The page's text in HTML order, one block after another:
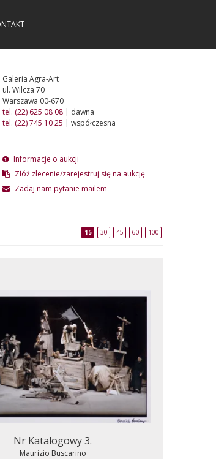
Galeria Agra-Art
ul. Wilcza 70
Warszawa 00-670
tel. (22) 625 08 08| dawna
tel. (22) 745 10 25 | współczesna
Informacje o aukcji
Złóż zlecenie/zarejestruj się na aukcję
Zadaj nam pytanie mailem
15 30 45 60 100
Nr Katalogowy 3.
Maurizio Buscarino